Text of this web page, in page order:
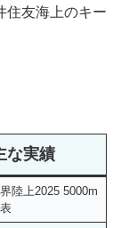
住友海上のキー
な実績
陸上2025 5000m